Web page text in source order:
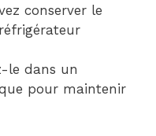
conserver le
le dans un
pour maintenir